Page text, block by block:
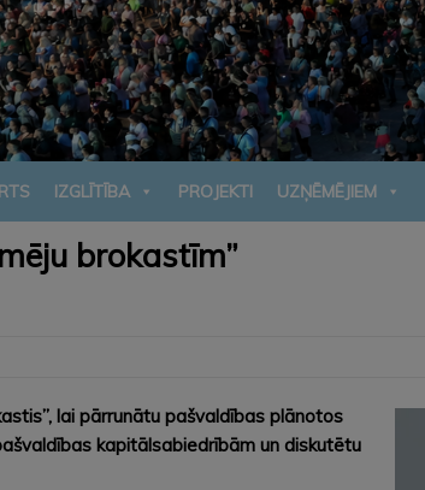
IZGLĪTĪBA PROJEKTI UZŅĒMĒJIEM
brokastīm”
lai pārrunātu pašvaldības plānotos
kapitālsabiedrībām un diskutētu